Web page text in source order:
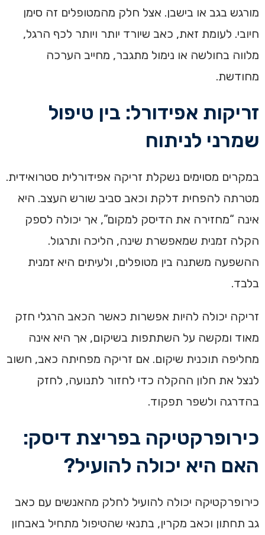
מורגש בגב או בישבן. אצל חלק מהמטופלים זה סימן
חיובי. לעומת זאת, כאב שיורד יותר ויותר לכף הרגל,
מלווה בחולשה או נימול מתגבר, מחייב הערכה
מחודשת.
זריקות אפידורל: בין טיפול
שמרני לניתוח
במקרים מסוימים נשקלת זריקה אפידורלית סטרואידית.
מטרתה להפחית דלקת וכאב סביב שורש העצב. היא
אינה “מחזירה את הדיסק למקום”, אך יכולה לספק
הקלה זמנית שמאפשרת שינה, הליכה ותרגול.
ההשפעה משתנה בין מטופלים, ולעיתים היא זמנית
בלבד.
זריקה יכולה להיות אפשרות כאשר הכאב הרגלי חזק
מאוד ומקשה על השתתפות בשיקום, אך היא אינה
מחליפה תוכנית שיקום. אם זריקה מפחיתה כאב, חשוב
לנצל את חלון ההקלה כדי לחזור לתנועה, לחזק
בהדרגה ולשפר תפקוד.
כירופרקטיקה בפריצת דיסק:
האם היא יכולה להועיל?
כירופרקטיקה יכולה להועיל לחלק מהאנשים עם כאב
גב תחתון וכאב מקרין, בתנאי שהטיפול מתחיל באבחון